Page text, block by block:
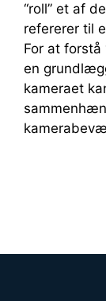
“roll” et af
refererer til
For at forstå
en
kameraet